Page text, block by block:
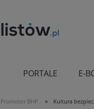
PORTALE E-
Promotor BHP » Kultura